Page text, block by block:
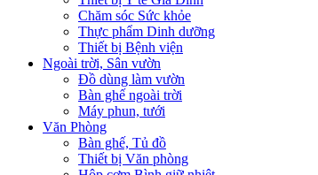
Chăm sóc Sức khỏe
Thực phẩm Dinh dưỡng
Thiết bị Bệnh viện
Ngoài trời, Sân vườn
Đồ dùng làm vườn
Bàn ghế ngoài trời
Máy phun, tưới
Văn Phòng
Bàn ghế, Tủ đồ
Thiết bị Văn phòng